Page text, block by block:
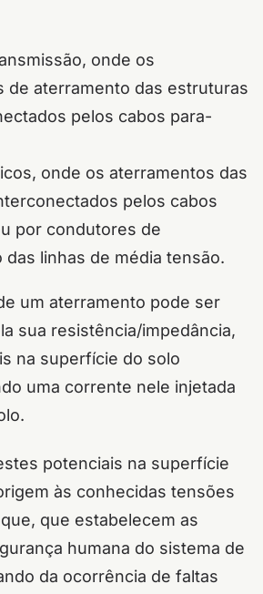
onde os
de aterramento das estruturas
pelos cabos para-
onde os aterramentos das
pelos cabos
por condutores de
das linhas de média tensão.
um aterramento pode ser
sua resistência/impedância,
na superfície do solo
uma corrente nele injetada
potenciais na superfície
às conhecidas tensões
que estabelecem as
humana do sistema de
da ocorrência de faltas